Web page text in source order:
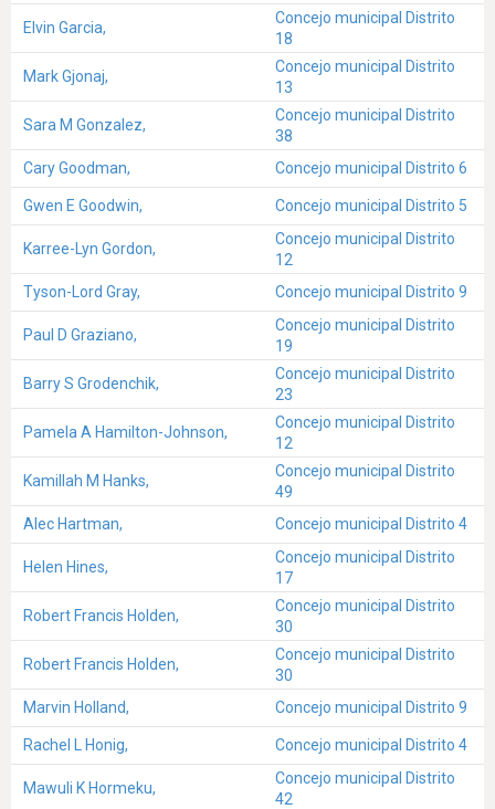
Elvin Garcia,
Concejo municipal Distrito
18
Mark Gjonaj,
Concejo municipal Distrito
13
Sara M Gonzalez,
Concejo municipal Distrito
38
Cary Goodman,
Concejo municipal Distrito 6
Gwen E Goodwin, Concejo municipal Distrito 5
Karree-Lyn Gordon,
Concejo municipal Distrito
12
Tyson-Lord Gray,
Concejo municipal Distrito 9
Paul D Graziano,
Concejo municipal Distrito
19
Barry S Grodenchik,
Concejo municipal Distrito
23
Pamela A Hamilton-Johnson,
Concejo municipal Distrito
12
Kamillah M Hanks,
Concejo municipal Distrito
49
Alec Hartman,
Concejo municipal Distrito 4
Helen Hines,
Concejo municipal Distrito
17
Robert Francis Holden,
Concejo municipal Distrito
30
Robert Francis Holden,
Concejo municipal Distrito
30
Marvin Holland,
Concejo municipal Distrito 9
Rachel L Honig, Concejo municipal Distrito 4
Mawuli K Hormeku,
Concejo municipal Distrito
42